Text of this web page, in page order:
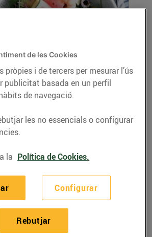
amb síndria
el plat de l'estiu. Refresca't
amb síndria
de les Cookies
i de tercers per mesurar l’ús
publicitat basada en un perfil
de navegació.
les no essencials o configurar
la Política de Cookies.
Configurar
Rebutjar